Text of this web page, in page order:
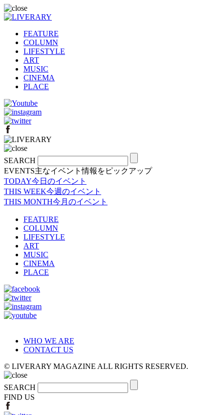
FEATURE
COLUMN
LIFESTYLE
ART
MUSIC
CINEMA
PLACE
SEARCH
EVENTS主なイベント情報をピックアップ
TODAY今日のイベント
THIS WEEK今週のイベント
THIS MONTH今月のイベント
FEATURE
COLUMN
LIFESTYLE
ART
MUSIC
CINEMA
PLACE
WHO WE ARE
CONTACT US
© LIVERARY MAGAZINE ALL RIGHTS RESERVED.
SEARCH
FIND US